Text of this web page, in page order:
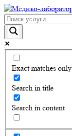
Exact matches only
Search in title
Search in content